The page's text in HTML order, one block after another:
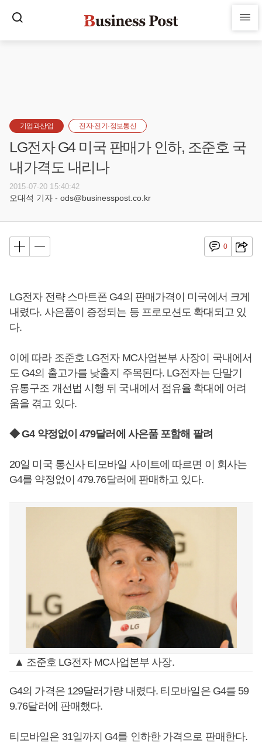
기업과산업 전자·전기·정보통신
LG전자 G4 미국 판매가 인하, 조준호 국
내가격도 내리나
2015-07-20 15:40:42
오대석 기자 - ods@businesspost.co.kr
0
LG전자 전략 스마트폰 G4의 판매가격이 미국에서 크게
내렸다. 사은품이 증정되는 등 프로모션도 확대되고 있
다.
이에 따라 조준호 LG전자 MC사업본부 사장이 국내에서
도 G4의 출고가를 낮출지 주목된다. LG전자는 단말기
유통구조 개선법 시행 뒤 국내에서 점유율 확대에 어려
움을 겪고 있다.
◆ G4 약정없이 479달러에 사은품 포함해 팔려
20일 미국 통신사 티모바일 사이트에 따르면 이 회사는
G4를 약정없이 479.76달러에 판매하고 있다.
▲ 조준호 LG전자 MC사업본부 사장.
G4의 가격은 129달러가량 내렸다. 티모바일은 G4를 59
9.76달러에 판매했다.
티모바일은 31일까지 G4를 인하한 가격으로 판매한다.